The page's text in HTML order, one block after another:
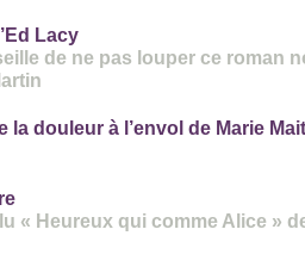
Lacy
de ne pas louper ce roman
la douleur à l’envol de Marie
« Heureux qui comme Alice »